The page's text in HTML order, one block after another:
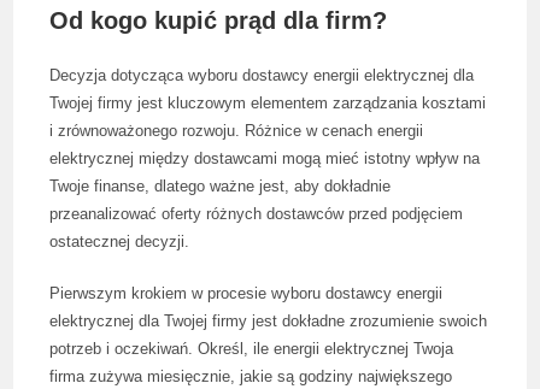
Od kogo kupić prąd dla firm?
Decyzja dotycząca wyboru dostawcy energii elektrycznej dla
Twojej firmy jest kluczowym elementem zarządzania kosztami
i zrównoważonego rozwoju. Różnice w cenach energii
elektrycznej między dostawcami mogą mieć istotny wpływ na
Twoje finanse, dlatego ważne jest, aby dokładnie
przeanalizować oferty różnych dostawców przed podjęciem
ostatecznej decyzji.
Pierwszym krokiem w procesie wyboru dostawcy energii
elektrycznej dla Twojej firmy jest dokładne zrozumienie swoich
potrzeb i oczekiwań. Określ, ile energii elektrycznej Twoja
firma zużywa miesięcznie, jakie są godziny największego